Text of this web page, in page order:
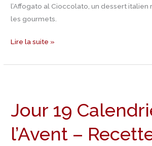
l’Affogato al Cioccolato, un dessert italien
les gourmets.
Lire la suite »
Jour 19
l’Avent –
Calendrier
de
l’Avent